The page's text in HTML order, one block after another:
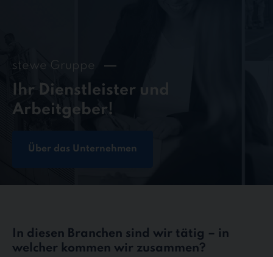
stewe Gruppe
Ihr Dienstleister und
Arbeitgeber!
Über das Unternehmen
In diesen Branchen sind wir tätig – in
welcher kommen wir zusammen?